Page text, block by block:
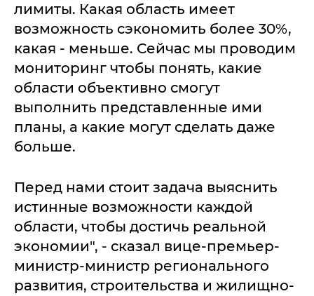
лимиты. Какая область имеет
возможность сэкономить более 30%,
какая - меньше. Сейчас мы проводим
мониторинг чтобы понять, какие
области объективно смогут
выполнить представленные ими
планы, а какие могут сделать даже
больше.
Перед нами стоит задача выяснить
истинные возможности каждой
области, чтобы достичь реальной
экономии", - сказал вице-премьер-
министр-министр регионального
развития, строительства и жилищно-